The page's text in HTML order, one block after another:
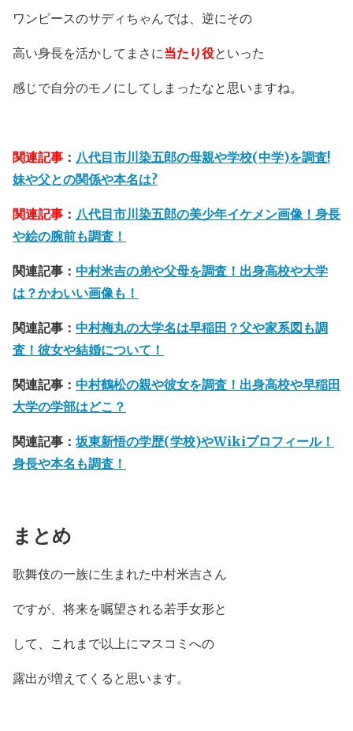
ワンピースのサディちゃんでは、逆にその
高い身長を活かしてまさに当たり役といった
感じで自分のモノにしてしまったなと思いますね。
関連記事 ： 八代目市川染五郎の母親や学校(中学)を調査!
妹や父との関係や本名は?
関連記事 ： 八代目市川染五郎の美少年イケメン画像！身長
や絵の腕前も調査！
関連記事： 中村米吉の弟や父母を調査！出身高校や大学
は？かわいい画像も！
関連記事： 中村梅丸の大学名は早稲田？父や家系図も調
査！彼女や結婚について！
関連記事： 中村鶴松の親や彼女を調査！出身高校や早稲田
大学の学部はどこ？
関連記事： 坂東新悟の学歴(学校)やWikiプロフィール！
身長や本名も調査！
まとめ
歌舞伎の一族に生まれた中村米吉さん
ですが、将来を嘱望される若手女形と
して、これまで以上にマスコミへの
露出が増えてくると思います。